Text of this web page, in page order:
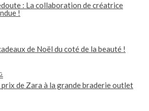
: La collaboration de créatrice
!
de Noël du coté de la beauté !
prix de Zara à la grande braderie outlet